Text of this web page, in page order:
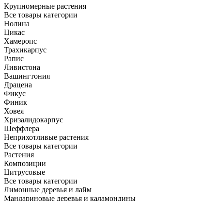
Крупномерные растения
Все товары категории
Нолина
Цикас
Хамеропс
Трахикарпус
Рапис
Ливистона
Вашингтония
Драцена
Фикус
Финик
Ховея
Хризалидокарпус
Шеффлера
Неприхотливые растения
Все товары категории
Растения
Композиции
Цитрусовые
Все товары категории
Лимонные деревья и лайм
Мандариновые деревья и каламондины